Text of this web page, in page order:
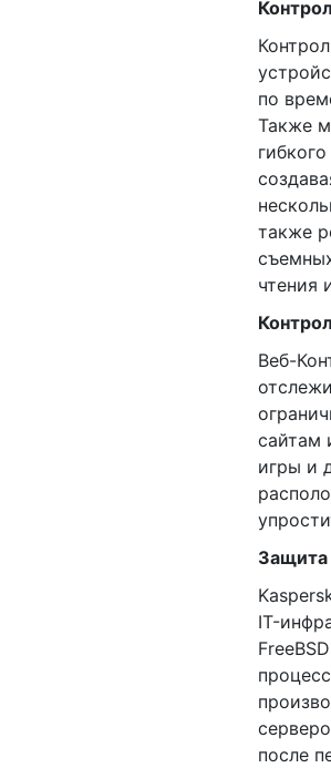
по
Также
также
чтения
Веб-
сайтам
игры и
Защита
IT-
после